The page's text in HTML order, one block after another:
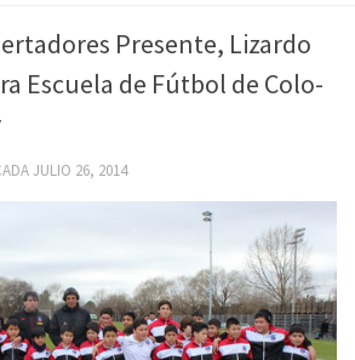
Presente, Lizardo
Escuela de Fútbol de Colo-
JULIO 26, 2014